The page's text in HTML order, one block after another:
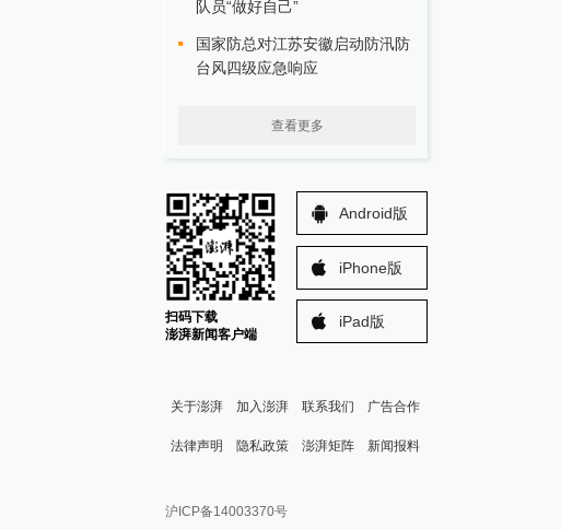
队员“做好自己”
国家防总对江苏安徽启动防汛防
台风四级应急响应
查看更多
扫码下载
澎湃新闻客户端
Android版
iPhone版
iPad版
关于澎湃 加入澎湃 联系我们 广告合作
法律声明 隐私政策 澎湃矩阵
澎湃新闻公众号
新闻报料
报料邮箱: news@thepaper.cn
沪ICP备14003370号